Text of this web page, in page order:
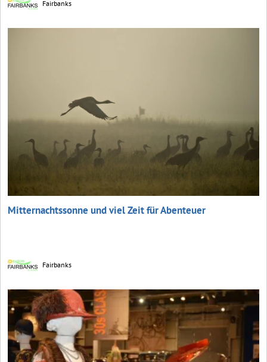
Fairbanks
Mitternachtssonne und viel Zeit für Abenteuer
Fairbanks